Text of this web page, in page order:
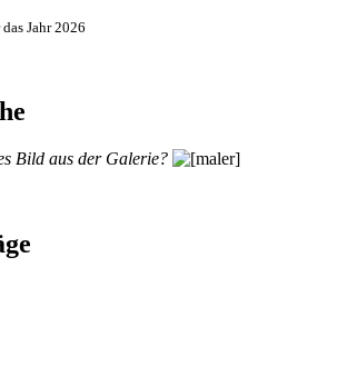
Jahr 2026
Bild aus der Galerie?